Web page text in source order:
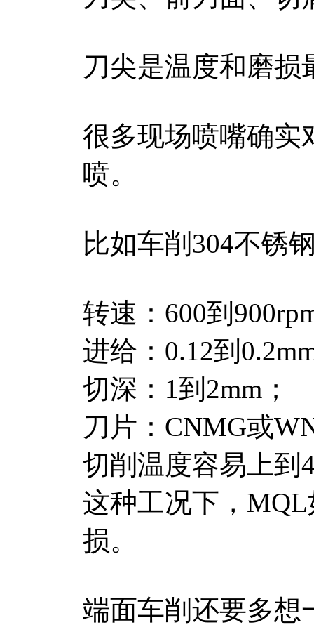
刀尖是温度和磨
很多现场喷嘴确实
喷。
比如车削304不锈
转速：600到
进给：0.12到
切深：1到2mm；
刀片：CNMG或
切削温度容易上
这种工况下，
损。
端面车削还要多想